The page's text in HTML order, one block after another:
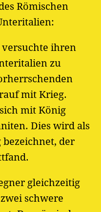
Römischen
versuchte ihren
zu
mit Krieg.
mit König
Dies wird als
der
gleichzeitig
schwere